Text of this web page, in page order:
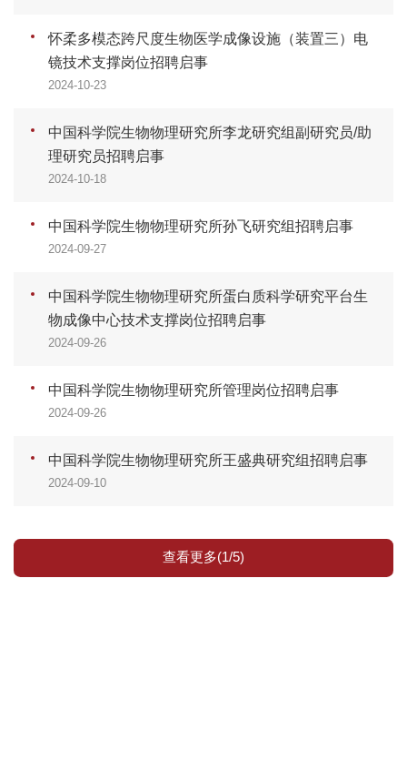
怀柔多模态跨尺度生物医学成像设施（装置三）电
镜技术支撑岗位招聘启事
2024-10-23
中国科学院生物物理研究所李龙研究组副研究员/助
理研究员招聘启事
2024-10-18
中国科学院生物物理研究所孙飞研究组招聘启事
2024-09-27
中国科学院生物物理研究所蛋白质科学研究平台生
物成像中心技术支撑岗位招聘启事
2024-09-26
中国科学院生物物理研究所管理岗位招聘启事
2024-09-26
中国科学院生物物理研究所王盛典研究组招聘启事
2024-09-10
查看更多(1/5)